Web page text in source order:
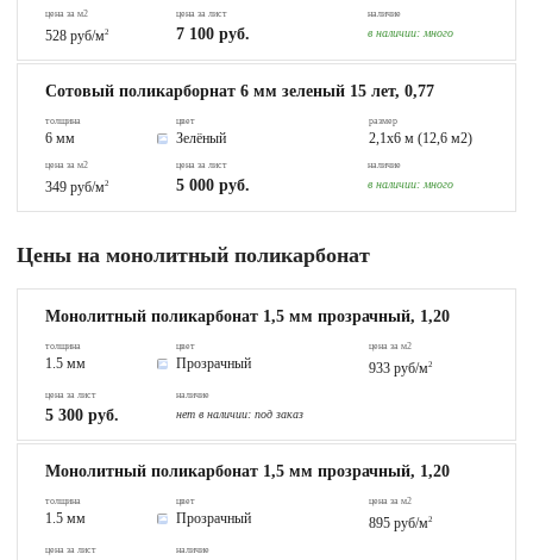
цена за м2
528 руб/м2
цена за лист
7 100 руб.
наличие
в наличии: много
Сотовый поликарборнат 6 мм зеленый 15 лет, 0,77
толщина
6 мм
цвет
Зелёный
размер
2,1х6 м (12,6 м2)
цена за м2
349 руб/м2
цена за лист
5 000 руб.
наличие
в наличии: много
Цены на монолитный поликарбонат
Монолитный поликарбонат 1,5 мм прозрачный, 1,20
толщина
1.5 мм
цвет
Прозрачный
цена за м2
933 руб/м2
цена за лист
5 300 руб.
наличие
нет в наличии: под заказ
Монолитный поликарбонат 1,5 мм прозрачный, 1,20
толщина
1.5 мм
цвет
Прозрачный
цена за м2
895 руб/м2
цена за лист наличие